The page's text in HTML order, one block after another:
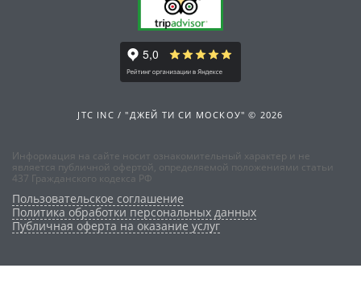
JTC INC / "ДЖЕЙ ТИ СИ МОСКОУ" © 2026
Информация на сайте носит ознакомительный характер и не
является публичной офертой, определяемой положениями статьи
437 Гражданского кодекса РФ
Пользовательское соглашение
Политика обработки персональных данных
Публичная оферта на оказание услуг